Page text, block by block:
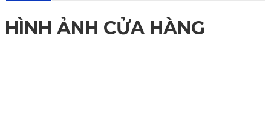
HÌNH ẢNH CỬA HÀNG